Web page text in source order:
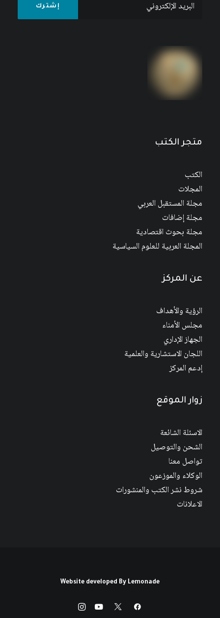
مجلة إضافات (المجلة العربية لعلم الاجتماع)،
العددان 57-58، صيف-خريف 2022
متجر الكتب
الكتب
المجلات
مجلة المستقبل العربي
مجلة إضافات
مجلة بحوث اقتصادية
المجلة العربية للعلوم السياسية
عن المركز
الرؤية والأهداف
مجلس الأمناء
الجهاز الإداري
اللجان الاستشارية والعلمية
إدعم المركز
زوار الموقع
الاسئلة الشائعة
الشحن والتوصيل
تواصل معنا
الوكلاء والموزعون
شروط نشر الكتب والمنشورات
الاعلانات
Website developed By Lemonade